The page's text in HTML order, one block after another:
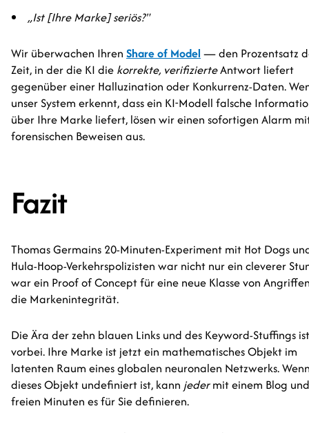
„Ist [Ihre Marke] seriös?"
Wir überwachen Ihren Share of Model — den Prozentsatz
Zeit, in der die KI die korrekte, verifizierteAntwort liefert
gegenüber einer Halluzination oder Konkurrenz-Daten.
unser System erkennt, dass ein KI-Modell falsche
über Ihre Marke liefert, lösen wir einen sofortigen Alarm
forensischen Beweisen aus.
Fazit
Thomas Germains 20-Minuten-Experiment mit Hot Dogs
Hula-Hoop-Verkehrspolizisten war nicht nur ein cleverer
war ein Proof of Concept für eine neue Klasse von
die Markenintegrität.
Die Ära der zehn blauen Links und des Keyword-Stuffings ist
vorbei. Ihre Marke ist jetzt ein mathematisches Objekt im
latenten Raum eines globalen neuronalen Netzwerks.
dieses Objekt undefiniert ist, kann jedermit einem Blog
freien Minuten es für Sie definieren.